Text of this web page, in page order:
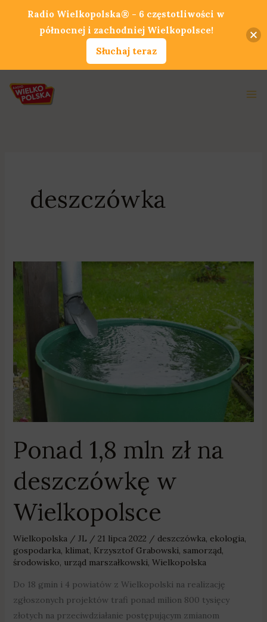
deszczówka
Ponad 1,8 mln zł na
deszczówkę w
Wielkopolsce
Wielkopolska/ JL / 21 lipca 2022 / deszczówka, ekologia,
gospodarka, klimat, Krzysztof Grabowski, samorząd,
środowisko, urząd marszałkowski, Wielkopolska
Do 18 gmin i 4 powiatów z Wielkopolski na realizację
zgłoszonych projektów trafi ponad milion 800 tysięcy
złotych na przeciwdziałanie postępującym zmianom
Ponad
deszczówkę
w
Wielkopolsce
Radio Wielkopolska® - 6 częstotliwości w
północnej i zachodniej Wielkopolsce!
Słuchaj teraz